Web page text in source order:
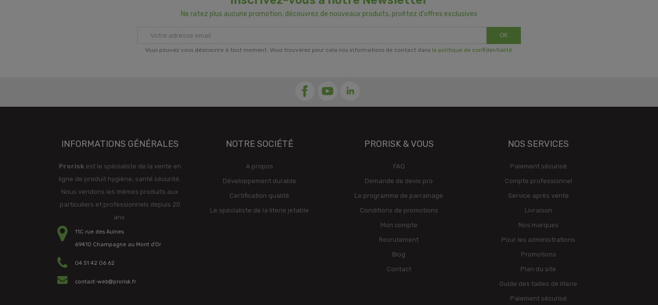
Ne ratez plus aucune promotion, découvrez de nouveaux produits, profitez d'offres exclusives
OK
Vous pouvez vous désinscrire à tout moment. Vous trouverez pour cela nos informations de contact dans la politique de confidentialité.
INFORMATIONS GÉNÉRALES
Proriskest le spécialiste de la vente en
ligne de produit hygiène, santé sécurité.
Nous vendons les mêmes produits aux
particuliers et professionnels depuis 20
ans.
11C rue des Aulnes
69410 Champagne au Mont d'Or
04 51 42 06 62
contact-web@prorisk.fr
NOTRE SOCIÉTÉ
A propos
Développement durable
Certification qualité
Le spécialiste de la literie jetable
PRORISK & VOUS
FAQ
Demande de devis pro
Le programme de parrainage
Conditions de promotions
Mon compte
Recrutement
Blog
Contact
NOS SERVICES
Paiement sécurisé
Compte professionnel
Service après vente
Livraison
Nos marques
Pour les administrations
Promotions
Plan du site
Guide des tailles de literie
Paiement sécurisé